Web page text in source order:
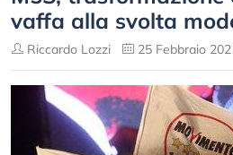
vaffa alla svolta
Riccardo Lozzi 25 Febbraio